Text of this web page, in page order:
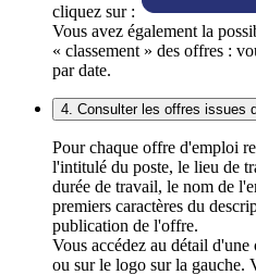
cliquez sur :
Vous avez également la
« classement » des offres :
par date.
4. Consulter les offres issues
Pour chaque offre d'emploi
l'intitulé du poste, le lieu de
durée de travail, le nom de
premiers caractères du
publication de l'offre.
Vous accédez au détail
ou sur le logo sur la gauche.